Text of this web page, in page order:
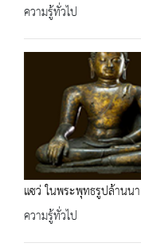
ความรู้ทั่วไป
แซว่ ในพระพุทธรูปล้านนา
ความรู้ทั่วไป